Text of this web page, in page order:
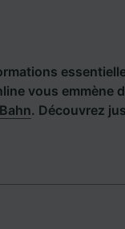
vous emmène
. Découvrez